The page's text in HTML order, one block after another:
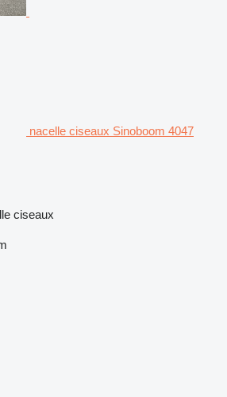
nacelle ciseaux Sinoboom 4047
ciseaux